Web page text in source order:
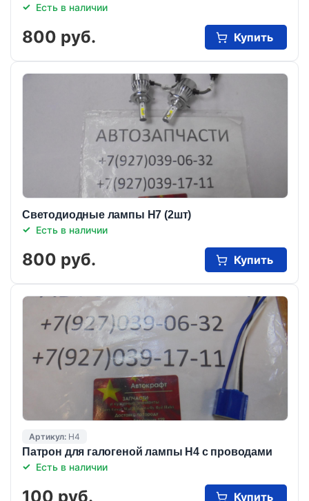
Есть в наличии
800 руб. Купить
Светодиодные лампы Н7 (2шт)
Есть в наличии
800 руб. Купить
Артикул: Н4
Патрон для галогеной лампы Н4 с проводами
Есть в наличии
100 руб. Купить